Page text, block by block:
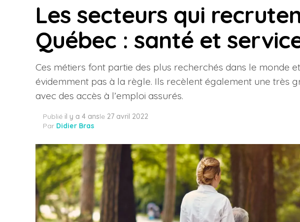
Les secteurs qui
Québec : santé et
Ces métiers font partie des plus recherchés dans le monde
évidemment pas à la règle. Ils recèlent également une très
avec des accès à l’emploi assurés.
Publié il y a 4 ansle 27 avril 2022
Par Didier Bras